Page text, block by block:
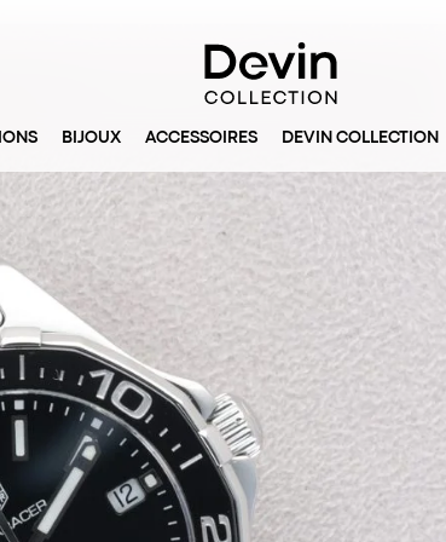
BIJOUX ACCESSOIRES DEVIN COLLECTION